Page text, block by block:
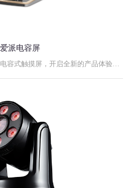
派电容屏